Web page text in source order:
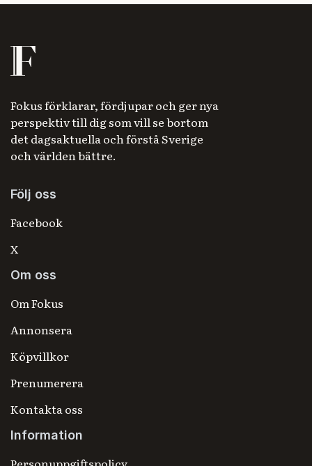
Fokus förklarar, fördjupar och ger nya
perspektiv till dig som vill se bortom
det dagsaktuella och förstå Sverige
och världen bättre.
Följ oss
Facebook
X
Om oss
Om Fokus
Annonsera
Köpvillkor
Prenumerera
Kontakta oss
Information